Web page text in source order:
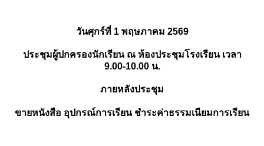
วันศุกร์ที่ 1 พฤษภาคม 2569
ประชุมผู้ปกครองนักเรียน ณ ห้องประชุมโรงเรียน เวลา
9.00-10.00 น.
ภายหลังประชุม
ขายหนังสือ อุปกรณ์การเรียน ชำระค่าธรรมเนียมการเรียน